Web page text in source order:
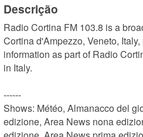
Descrição
Radio Cortina FM 103.8 is a
Cortina d'Ampezzo, Veneto,
information as part of Radio
in Italy.
------
Shows: Météo, Almanacco del
edizione, Area News nona